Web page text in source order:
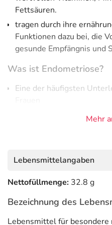
Fettsäuren.
tragen durch ihre
Funktionen dazu bei, die
gesunde Empfängnis und
Was ist Endometriose?
Eine der häufigsten
Ursache sind
die Fruchtbarkeit
Bislang nicht vollständig
Mehr
Lebensmittelangaben
Nettofüllmenge: 32.8 g
Bezeichnung des
Lebensmittel für besondere